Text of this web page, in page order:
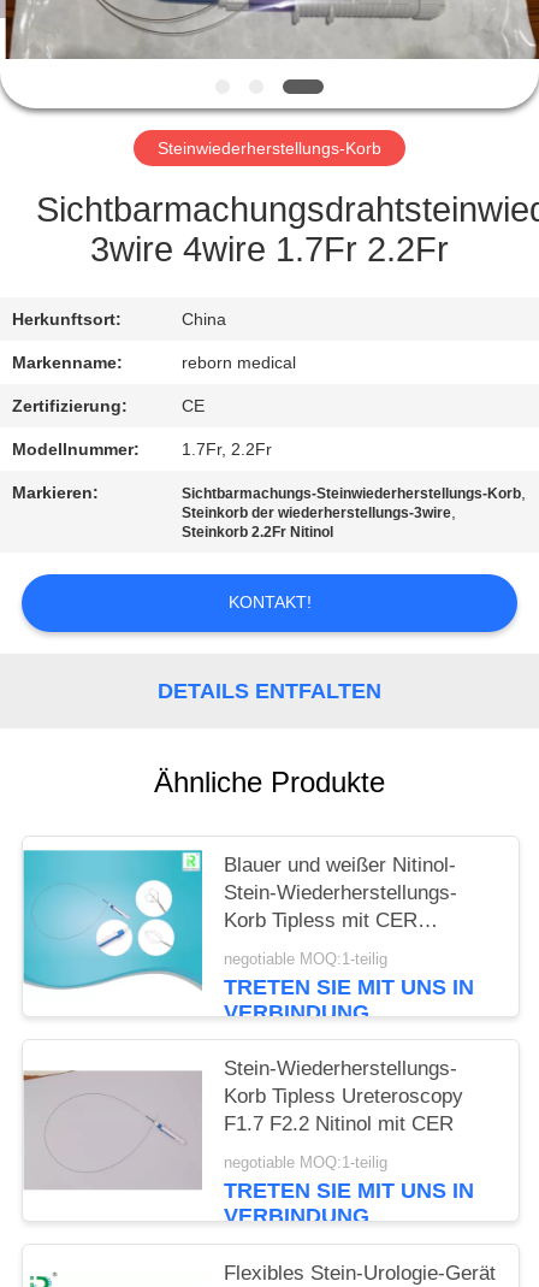
TRETEN
SIE
MIT
VERBINDUNG
FORDERN
SIE
EIN
ZITAT
PRIVACY
POLICY
Steinwiederherstellungs-Korb
3wire 4wire 1.7Fr 2.2Fr
Herkunftsort: China
Markenname: reborn medical
Zertifizierung: CE
Modellnummer: 1.7Fr, 2.2Fr
Markieren: Sichtbarmachungs-Steinwiederherstellungs-Korb,
Steinkorb der wiederherstellungs-3wire,
Steinkorb 2.2Fr Nitinol
KONTAKT!
DETAILS ENTFALTEN
Ähnliche Produkte
Blauer und weißer Nitinol-
Stein-Wiederherstellungs-
Korb Tipless mit CER
ISO13485
negotiable MOQ:1-teilig
TRETEN SIE MIT UNS IN
VERBINDUNG
Stein-Wiederherstellungs-
Korb Tipless Ureteroscopy
F1.7 F2.2 Nitinol mit CER
negotiable MOQ:1-teilig
TRETEN SIE MIT UNS IN
VERBINDUNG
Flexibles Stein-Urologie-Gerät